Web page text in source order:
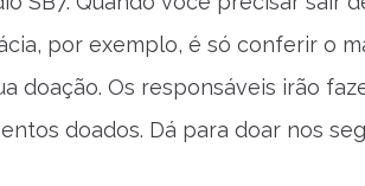
por exemplo, é só conferir o
doação. Os responsáveis irão
doados. Dá para doar nos